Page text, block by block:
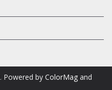
. Powered by ColorMag and